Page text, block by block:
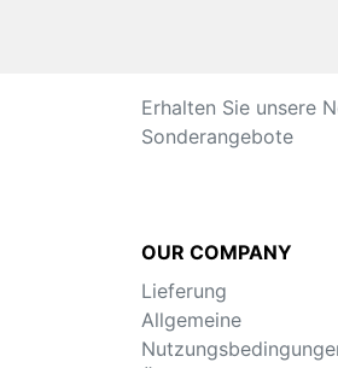
Erhalten Sie unsere
Sonderangebote
OUR COMPANY
Lieferung
Allgemeine